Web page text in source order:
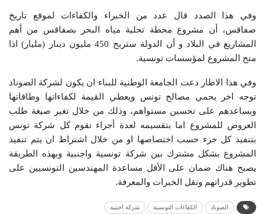
وفي هذا الصدد قال عدد من الخبراء والكفاءات لموقع تاريخ
صفاقس، أن مشروع محطة تحلية مياه البحر بصفاقس من أهم
المشاريع في البلاد و أن الدولة ستربح 450 مليون دينار (مليار) اذا
منح المشروع لمؤسسات تونسية.
وفي هذا الاطار دعت الجامعة الوطنية للبناء ان يكون لشركة الصوناد
توجه اخر يحمي مصالح تونس ويعطي القيمة لكفاءاتها وطاقاتها
ويساعدهم على تحسين مستواهم، وذلك من خلال تغير صيغة طلب
العروض للمشروع اما بتقسيمه لعدة أجزاء تقوم كل شركة تونس
بتنفيذ كل جزء حسب اختصاصها او من خلال اشتراط ان يتم تنفيذ
المشروع بشكل مشترك بين شركة تونسية واجنبية وبهذه الطريقة
يصبح هناك ضمان على الأقل مساعدة المهندسين التونسيين على
تطوير قدراتهم ونقل الخبرات والمعرفة.
الصوناد الكفاءات التونسية شركة اجنبية